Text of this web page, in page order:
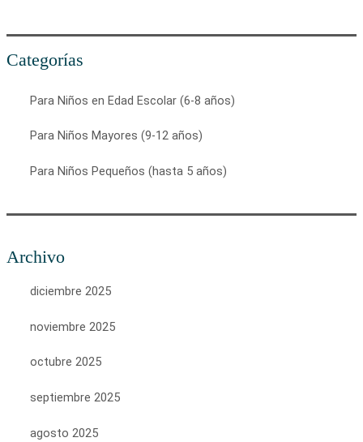
Categorías
Para Niños en Edad Escolar (6-8 años)
Para Niños Mayores (9-12 años)
Para Niños Pequeños (hasta 5 años)
Archivo
diciembre 2025
noviembre 2025
octubre 2025
septiembre 2025
agosto 2025